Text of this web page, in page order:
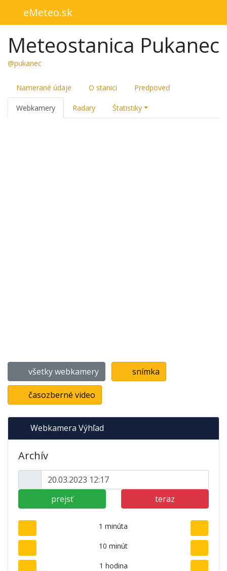
eMeteo.sk
Meteostanica Pukanec
@pukanec
Namerané údaje O stanici Predpoveď
Webkamery Radary Štatistiky
všetky webkamery snímka
časozberné video
Webkamera Výhľad
Archív
prejsť teraz
1 minúta
10 minút
1 hodina